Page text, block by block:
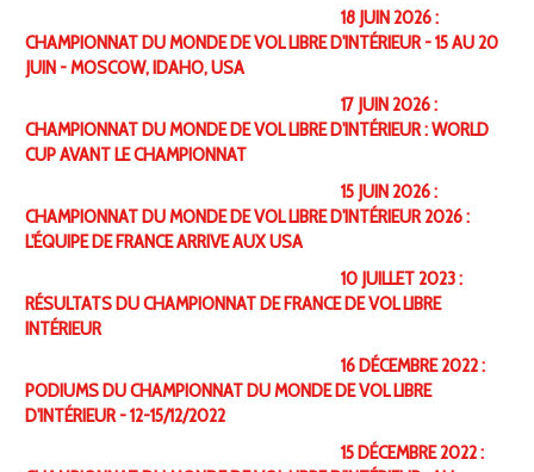
18 JUIN 2026 :
CHAMPIONNAT DU MONDE DE VOL LIBRE D'INTÉRIEUR - 15 AU 20
JUIN - MOSCOW, IDAHO, USA
17 JUIN 2026 :
CHAMPIONNAT DU MONDE DE VOL LIBRE D'INTÉRIEUR : WORLD
CUP AVANT LE CHAMPIONNAT
15 JUIN 2026 :
CHAMPIONNAT DU MONDE DE VOL LIBRE D'INTÉRIEUR 2026 :
L'ÉQUIPE DE FRANCE ARRIVE AUX USA
10 JUILLET 2023 :
RÉSULTATS DU CHAMPIONNAT DE FRANCE DE VOL LIBRE
INTÉRIEUR
16 DÉCEMBRE 2022 :
PODIUMS DU CHAMPIONNAT DU MONDE DE VOL LIBRE
D'INTÉRIEUR - 12-15/12/2022
15 DÉCEMBRE 2022 :